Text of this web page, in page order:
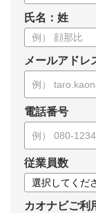
氏名：姓
メールアドレ
電話番号
従業員数
カオナビご利